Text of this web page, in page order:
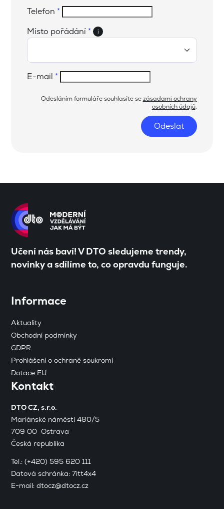
Telefon *
Místo pořádání * i
E-mail *
Odesláním formuláře souhlasíte sezásadami ochrany
osobních údajů.
Odeslat
Učení nás baví! V DTO sledujeme trendy,
novinky a sdílíme to, co opravdu funguje.
Informace
Aktuality
Obchodní podmínky
GDPR
Prohlášení o ochraně soukromí
Dotace EU
Kontakt
DTO CZ, s.r.o.
Mariánské náměstí 480/5
709 00 Ostrava
Česká republika
Tel.:(+420) 595 620 111
Datová schránka: 7itt4x4
E-mail:dtocz@dtocz.cz